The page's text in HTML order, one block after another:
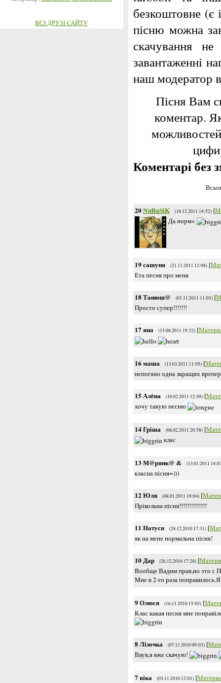
ВСІ ДРУЗІ САЙТУ
безкоштовне (є
пісню можна
скачування
завантаженні
наш модератор
Пісня Вам
коментар.
Коментарі без
20NuBaSiK (18.12.2011 14:52) [
Да норм<
19сашуня (21.11.2011 12:08) [
Ета песня про меня
18Танюш@ (01.11.2011 11:03) [
Просто супер!!!!!!!
17яна (15.08.2011 19:22) [
16маша (13.03.2011 11:05) [
непогано одна зкращих
15 Алёна (10.02.2011 12:49) [
хочу такую песню
14Гріша (06.02.2011 20:58) [
клас
13М@рянк@ & (13.01.2011
класна пісня=)))
12Юля (08.01.2011 19:04) [
Прікольна пісня!!!!!!!!!!!!!!
11 Натуся (28.12.2010 17:31) [
як на мене нормальна пісня!
10Дар (26.12.2010 17:28) [
Вообще Вадим прав,но это с
Мне в 2-го раза
9Олюся (16.11.2010 15:03) [
Клас какая песня мне
8Лізочка (07.11.2010 09:03) [
Ваув,я вже скачую!
7віка (03.11.2010 12:01) [